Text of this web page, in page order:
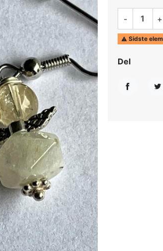
- +
 Sidste
Del